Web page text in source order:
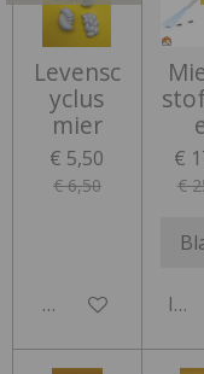
Levensc
yclus
mier
€ 5,50
€ 6,50
Houd mij op de
€
€
In